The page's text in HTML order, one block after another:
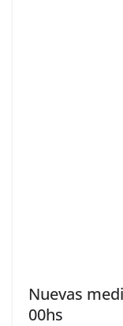
Nuevas
00hs